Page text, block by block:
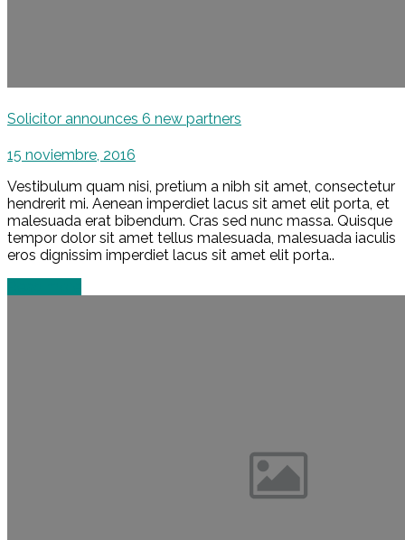
Solicitor announces 6 new partners
15 noviembre, 2016
Vestibulum quam nisi, pretium a nibh sit amet, consectetur
hendrerit mi. Aenean imperdiet lacus sit amet elit porta, et
malesuada erat bibendum. Cras sed nunc massa. Quisque
tempor dolor sit amet tellus malesuada, malesuada iaculis
eros dignissim imperdiet lacus sit amet elit porta..